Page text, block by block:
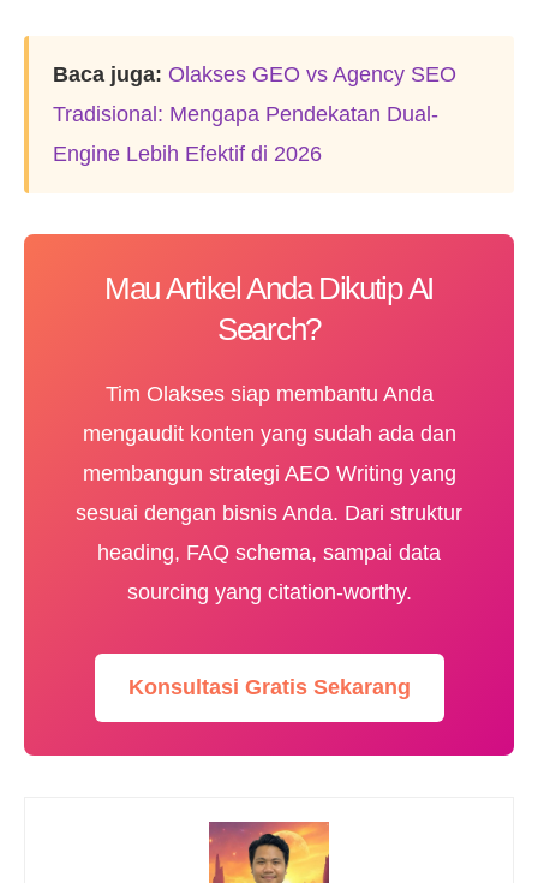
Baca juga: Olakses GEO vs Agency SEO
Tradisional: Mengapa Pendekatan Dual-
Engine Lebih Efektif di 2026
Mau Artikel Anda Dikutip AI
Search?
Tim Olakses siap membantu Anda
mengaudit konten yang sudah ada dan
membangun strategi AEO Writing yang
sesuai dengan bisnis Anda. Dari struktur
heading, FAQ schema, sampai data
sourcing yang citation-worthy.
Konsultasi Gratis Sekarang